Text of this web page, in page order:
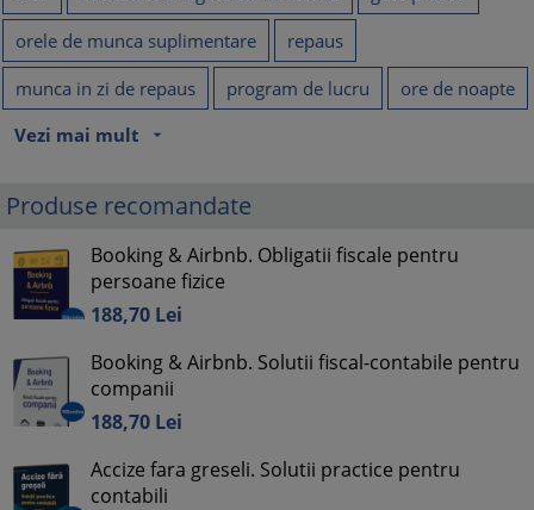
orele de munca suplimentare
repaus
munca in zi de repaus
program de lucru
ore de noapte
Vezi mai mult
arrow_drop_down
Produse recomandate
Booking & Airbnb. Obligatii fiscale pentru
persoane fizice
188,70 Lei
Booking & Airbnb. Solutii fiscal-contabile pentru
companii
188,70 Lei
Accize fara greseli. Solutii practice pentru
contabili